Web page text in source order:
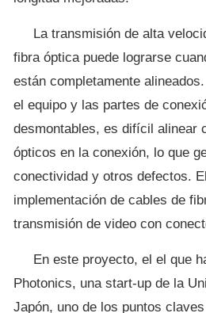
La transmisión de alta
fibra óptica puede lograrse
están completamente
el equipo y las partes de
desmontables, es difícil alinear
ópticos en la conexión, lo que
conectividad y otros defectos.
implementación de cables de
transmisión de video con
En este proyecto, el el que
Photonics, una start-up de la
Japón, uno de los puntos